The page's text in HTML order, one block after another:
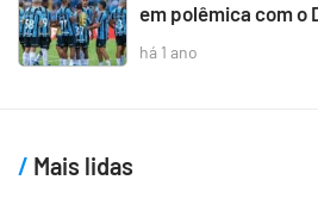
em polêmica com o
há 1 ano
Mais lidas